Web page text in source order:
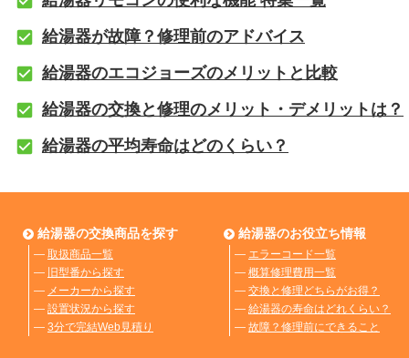
給湯器が故障？修理前のアドバイス
給湯器のエコジョーズのメリットと比較
給湯器の交換と修理のメリット・デメリットは？
給湯器の平均寿命はどのくらい？
給湯器の交換商品を探す
― 取扱商品一覧
― 旧型番から探す
― メーカーから探す
― 設置状況から探す
― 3分で完結Web見積り
給湯器のお役立ち情報
― エラーコード一覧
― 概算修理費用一覧
― 交換と修理どちらがお得？
― 給湯器の寿命はどれくらい？
― 故障？修理前にできること